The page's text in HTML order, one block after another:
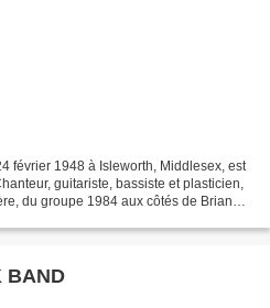
février 1948 à Isleworth, Middlesex, est
guitariste, bassiste et plasticien,
du groupe 1984 aux côtés de Brian
BAND